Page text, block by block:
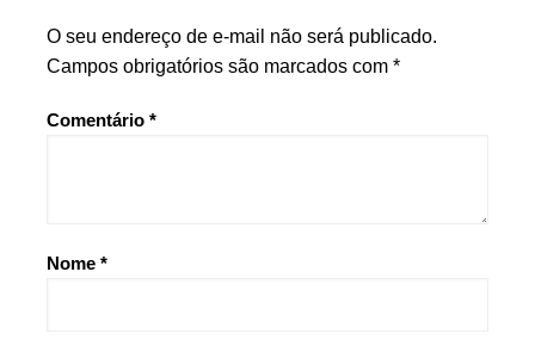
O seu endereço de e-mail não será publicado.
Campos obrigatórios são marcados com *
Comentário *
Nome *